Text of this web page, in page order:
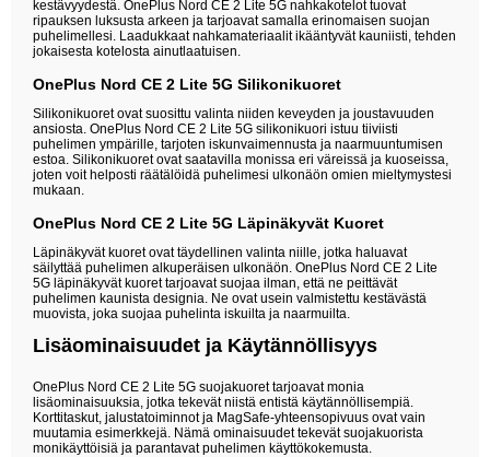
kestävyydestä. OnePlus Nord CE 2 Lite 5G nahkakotelot tuovat
ripauksen luksusta arkeen ja tarjoavat samalla erinomaisen suojan
puhelimellesi. Laadukkaat nahkamateriaalit ikääntyvät kauniisti, tehden
jokaisesta kotelosta ainutlaatuisen.
OnePlus Nord CE 2 Lite 5G Silikonikuoret
Silikonikuoret ovat suosittu valinta niiden keveyden ja joustavuuden
ansiosta. OnePlus Nord CE 2 Lite 5G silikonikuori istuu tiiviisti
puhelimen ympärille, tarjoten iskunvaimennusta ja naarmuuntumisen
estoa. Silikonikuoret ovat saatavilla monissa eri väreissä ja kuoseissa,
joten voit helposti räätälöidä puhelimesi ulkonäön omien mieltymystesi
mukaan.
OnePlus Nord CE 2 Lite 5G Läpinäkyvät Kuoret
Läpinäkyvät kuoret ovat täydellinen valinta niille, jotka haluavat
säilyttää puhelimen alkuperäisen ulkonäön. OnePlus Nord CE 2 Lite
5G läpinäkyvät kuoret tarjoavat suojaa ilman, että ne peittävät
puhelimen kaunista designia. Ne ovat usein valmistettu kestävästä
muovista, joka suojaa puhelinta iskuilta ja naarmuilta.
Lisäominaisuudet ja Käytännöllisyys
OnePlus Nord CE 2 Lite 5G suojakuoret tarjoavat monia
lisäominaisuuksia, jotka tekevät niistä entistä käytännöllisempiä.
Korttitaskut, jalustatoiminnot ja MagSafe-yhteensopivuus ovat vain
muutamia esimerkkejä. Nämä ominaisuudet tekevät suojakuorista
monikäyttöisiä ja parantavat puhelimen käyttökokemusta.